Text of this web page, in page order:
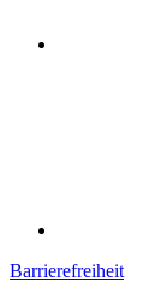
Barrierefreiheit